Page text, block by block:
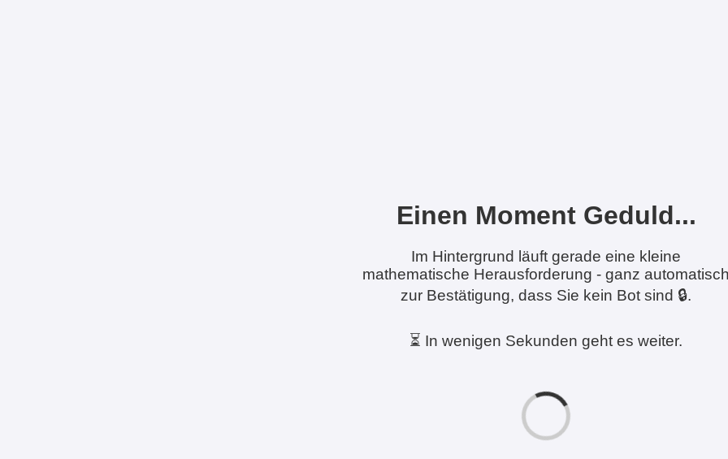
Einen Moment Geduld...
Im Hintergrund läuft gerade eine kleine
mathematische Herausforderung - ganz
zur Bestätigung, dass Sie kein Bot sind 🔒.
⏳ In wenigen Sekunden geht es weiter.